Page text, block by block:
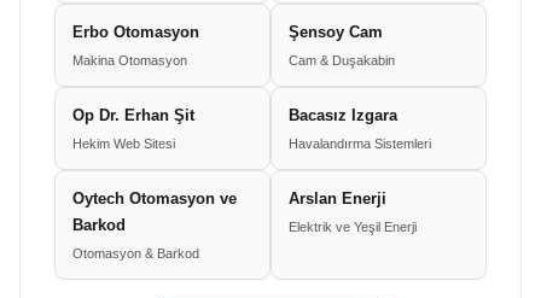
Erbo Otomasyon
Makina Otomasyon
Şensoy Cam
Cam & Duşakabin
Op Dr. Erhan Şit
Hekim Web Sitesi
Bacasız Izgara
Havalandırma Sistemleri
Oytech Otomasyon ve
Barkod
Otomasyon & Barkod
Arslan Enerji
Elektrik ve Yeşil Enerji